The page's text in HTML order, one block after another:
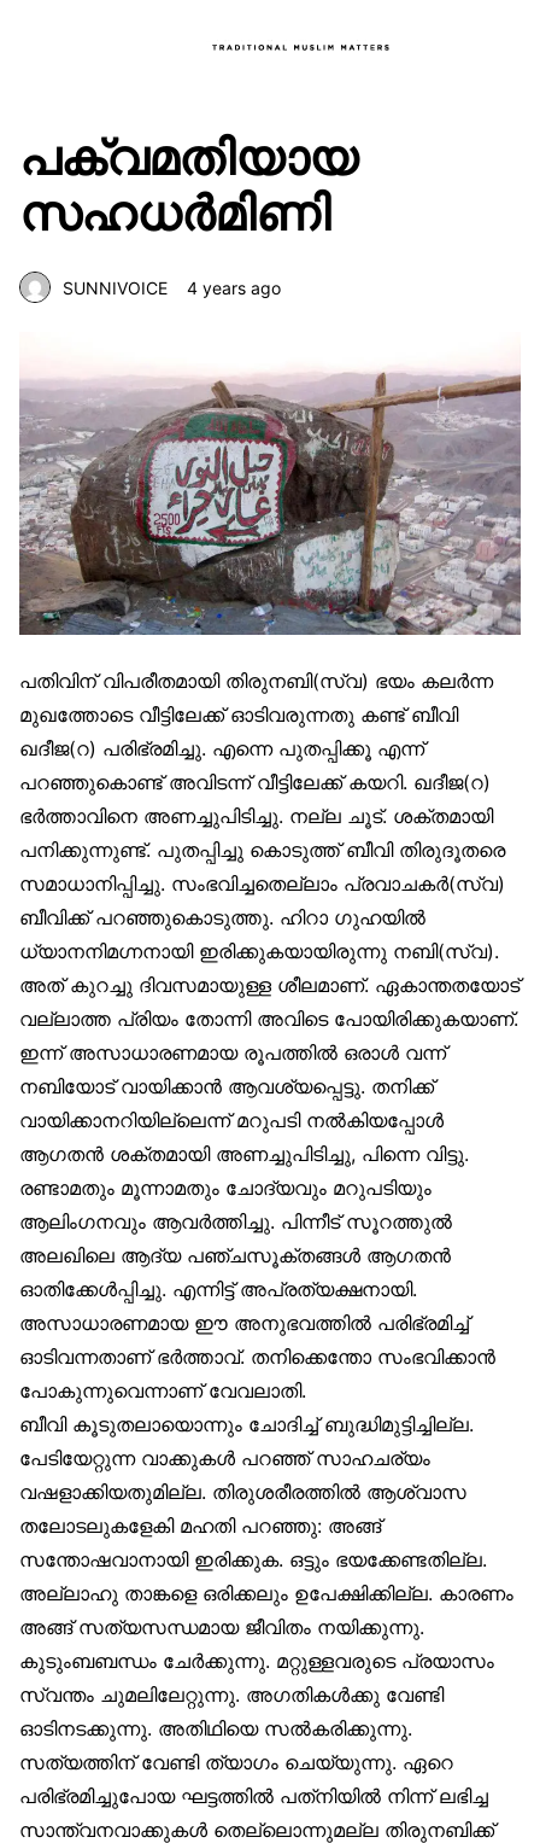
പക്വമതിയായ
സഹധർമിണി
SUNNIVOICE 4 years ago
പതിവിന് വിപരീതമായി തിരുനബി(സ്വ) ഭയം കലർന്ന
മുഖത്തോടെ വീട്ടിലേക്ക് ഓടിവരുന്നതു കണ്ട് ബീവി
ഖദീജ(റ) പരിഭ്രമിച്ചു. എന്നെ പുതപ്പിക്കൂ എന്ന്
പറഞ്ഞുകൊണ്ട് അവിടന്ന് വീട്ടിലേക്ക് കയറി. ഖദീജ(റ)
ഭർത്താവിനെ അണച്ചുപിടിച്ചു. നല്ല ചൂട്. ശക്തമായി
പനിക്കുന്നുണ്ട്. പുതപ്പിച്ചു കൊടുത്ത് ബീവി തിരുദൂതരെ
സമാധാനിപ്പിച്ചു. സംഭവിച്ചതെല്ലാം പ്രവാചകർ(സ്വ)
ബീവിക്ക് പറഞ്ഞുകൊടുത്തു. ഹിറാ ഗുഹയിൽ
ധ്യാനനിമഗ്നനായി ഇരിക്കുകയായിരുന്നു നബി(സ്വ).
അത് കുറച്ചു ദിവസമായുള്ള ശീലമാണ്. ഏകാന്തതയോട്
വല്ലാത്ത പ്രിയം തോന്നി അവിടെ പോയിരിക്കുകയാണ്.
ഇന്ന് അസാധാരണമായ രൂപത്തിൽ ഒരാൾ വന്ന്
നബിയോട് വായിക്കാൻ ആവശ്യപ്പെട്ടു. തനിക്ക്
വായിക്കാനറിയില്ലെന്ന് മറുപടി നൽകിയപ്പോൾ
ആഗതൻ ശക്തമായി അണച്ചുപിടിച്ചു, പിന്നെ വിട്ടു.
രണ്ടാമതും മൂന്നാമതും ചോദ്യവും മറുപടിയും
ആലിംഗനവും ആവർത്തിച്ചു. പിന്നീട് സൂറത്തുൽ
അലഖിലെ ആദ്യ പഞ്ചസൂക്തങ്ങൾ ആഗതൻ
ഓതിക്കേൾപ്പിച്ചു. എന്നിട്ട് അപ്രത്യക്ഷനായി.
അസാധാരണമായ ഈ അനുഭവത്തിൽ പരിഭ്രമിച്ച്
ഓടിവന്നതാണ് ഭർത്താവ്. തനിക്കെന്തോ സംഭവിക്കാൻ
പോകുന്നുവെന്നാണ് വേവലാതി.
ബീവി കൂടുതലായൊന്നും ചോദിച്ച് ബുദ്ധിമുട്ടിച്ചില്ല.
പേടിയേറ്റുന്ന വാക്കുകൾ പറഞ്ഞ് സാഹചര്യം
വഷളാക്കിയതുമില്ല. തിരുശരീരത്തിൽ ആശ്വാസ
തലോടലുകളേകി മഹതി പറഞ്ഞു: അങ്ങ്
സന്തോഷവാനായി ഇരിക്കുക. ഒട്ടും ഭയക്കേണ്ടതില്ല.
അല്ലാഹു താങ്കളെ ഒരിക്കലും ഉപേക്ഷിക്കില്ല. കാരണം
അങ്ങ് സത്യസന്ധമായ ജീവിതം നയിക്കുന്നു.
കുടുംബബന്ധം ചേർക്കുന്നു. മറ്റുള്ളവരുടെ പ്രയാസം
സ്വന്തം ചുമലിലേറ്റുന്നു. അഗതികൾക്കു വേണ്ടി
ഓടിനടക്കുന്നു. അതിഥിയെ സൽകരിക്കുന്നു.
സത്യത്തിന് വേണ്ടി ത്യാഗം ചെയ്യുന്നു. ഏറെ
പരിഭ്രമിച്ചുപോയ ഘട്ടത്തിൽ പത്‌നിയിൽ നിന്ന് ലഭിച്ച
സാന്ത്വനവാക്കുകൾ തെല്ലൊന്നുമല്ല തിരുനബിക്ക്